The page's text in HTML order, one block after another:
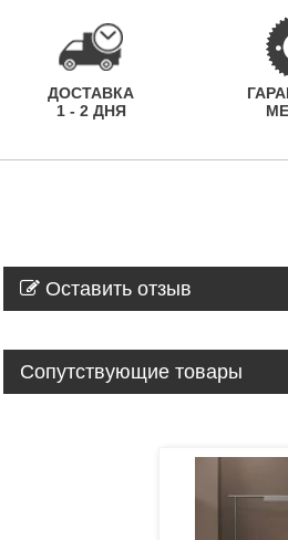
ДОСТАВКА
1 - 2 ДНЯ
Оставить отзыв
Сопутствующие товары